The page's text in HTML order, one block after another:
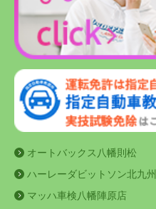
オートバックス八幡則松
ハーレーダビットソン北九州
マッハ車検八幡陣原店